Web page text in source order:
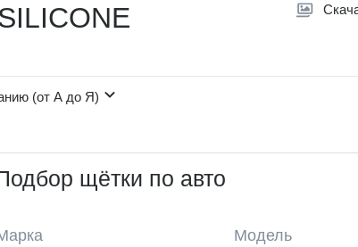
(от А до Я)
щётки по авто
Модель